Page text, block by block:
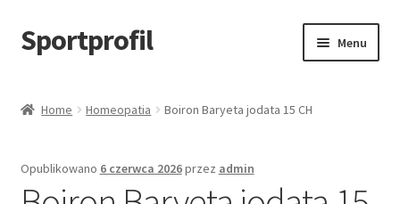
Przejdź
do
Przejdź
do
Sportprofil Menu
Koszyk
Home Homeopatia Boiron Baryeta jodata 15 CH
Opublikowano 6 czerwca 2026przez admin